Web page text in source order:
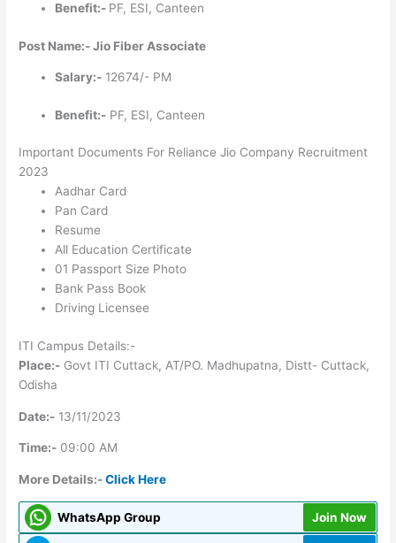
Benefit:- PF, ESI, Canteen
Post Name:- Jio Fiber Associate
Salary:- 12674/- PM
Benefit:- PF, ESI, Canteen
Important Documents For Reliance Jio Company Recruitment
2023
Aadhar Card
Pan Card
Resume
All Education Certificate
01 Passport Size Photo
Bank Pass Book
Driving Licensee
ITI Campus Details:-
Place:- Govt ITI Cuttack, AT/PO. Madhupatna, Distt- Cuttack,
Odisha
Date:- 13/11/2023
Time:- 09:00 AM
More Details:-Click Here
WhatsApp Group Join Now